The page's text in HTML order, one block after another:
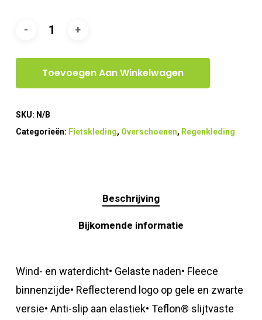
Toevoegen Aan Winkelwagen
SKU: N/B
Categorieën: Fietskleding, Overschoenen, Regenkleding
Beschrijving
Bijkomende informatie
Wind- en waterdicht• Gelaste naden• Fleece
binnenzijde• Reflecterend logo op gele en zwarte
versie• Anti-slip aan elastiek• Teflon® slijtvaste